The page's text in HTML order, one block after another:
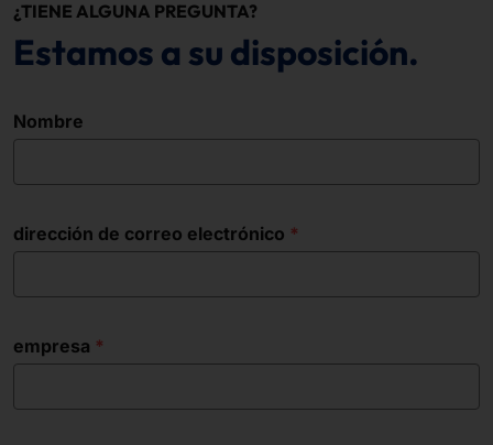
¿TIENE ALGUNA PREGUNTA?
Estamos a su disposición.
Nombre
dirección de correo electrónico
empresa